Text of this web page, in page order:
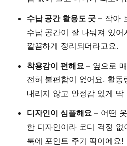
수납 공간 활용도 굿 – 작아
수납 공간이 잘 나눠져 있어
깔끔하게 정리되더라고요.
착용감이 편해요 – 옆으로
전혀 불편함이 없어요. 활동
내리지 않고 안정감 있게 딱
디자인이 심플해요 – 어떤
한 디자인이라 코디 걱정 없
룩에 포인트 주기 딱이에요!